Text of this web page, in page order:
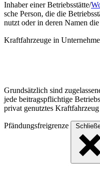
Inhaber einer Betriebs­stät­te/
sche Person, die die
nutzt oder in deren Namen
Kraftfahrzeuge in
Grundsätzlich sind
jede beitragspflichtige
privat genutztes
Pfändungsfreigrenze